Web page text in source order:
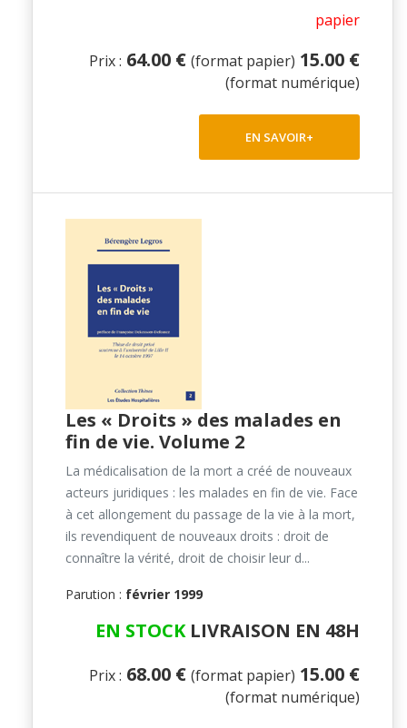
papier
Prix : 64.00 € (format papier) 15.00 €
(format numérique)
EN SAVOIR+
Les « Droits » des malades en
fin de vie. Volume 2
La médicalisation de la mort a créé de nouveaux
acteurs juridiques : les malades en fin de vie. Face
à cet allongement du passage de la vie à la mort,
ils revendiquent de nouveaux droits : droit de
connaître la vérité, droit de choisir leur d...
Parution : février 1999
EN STOCKLIVRAISON EN 48H
Prix : 68.00 € (format papier) 15.00 €
(format numérique)